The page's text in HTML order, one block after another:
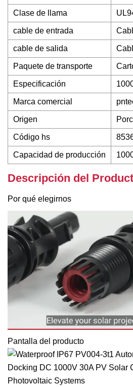
Clase de llama
cable de entrada
cable de salida
Paquete de transporte
Especificación
Marca comercial
Origen
Código hs
Capacidad de producción
Descripción del
Por qué elegirnos
Pantalla del producto